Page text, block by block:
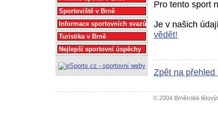
Pro tento sport
Je v našich
vědět!
Zpět na přehled
Sportoviště v Brně
Informace sportovních svazů
Turistika v Brně
Nejlepší sportovní úspěchy
© 2004 Brněnské